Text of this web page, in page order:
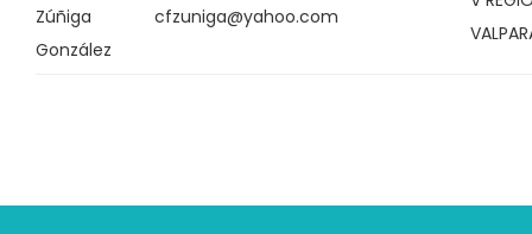
Zúñiga
González
cfzuniga@yahoo.com